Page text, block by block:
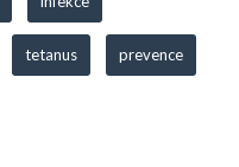
tetanus prevence